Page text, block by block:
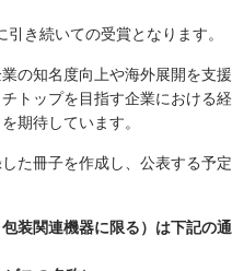
き続いての受賞となります。
の知名度向上や海外展開を支援
トップを目指す企業における経
期待しています。
た冊子を作成し、公表する予定
装関連機器に限る）は下記の通